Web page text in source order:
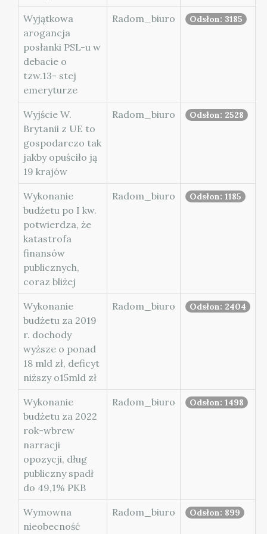
Wyjątkowa
arogancja
posłanki PSL-u w
debacie o
tzw.13- stej
emeryturze
Radom_biuro Odsłon: 3185
Wyjście W.
Brytanii z UE to
gospodarczo tak
jakby opuściło ją
19 krajów
Radom_biuro Odsłon: 2528
Wykonanie
budżetu po I kw.
potwierdza, że
katastrofa
finansów
publicznych,
coraz bliżej
Radom_biuro Odsłon: 1185
Wykonanie
budżetu za 2019
r. dochody
wyższe o ponad
18 mld zł, deficyt
niższy o15mld zł
Radom_biuro Odsłon: 2404
Wykonanie
budżetu za 2022
rok-wbrew
narracji
opozycji, dług
publiczny spadł
do 49,1% PKB
Radom_biuro Odsłon: 1498
Wymowna
nieobecność
Radom_biuro Odsłon: 899